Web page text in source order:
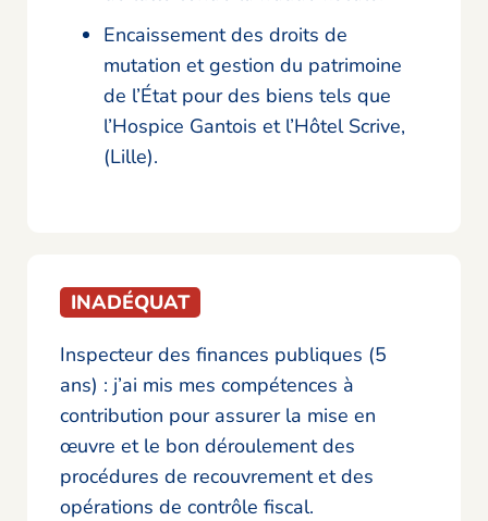
Encaissement des droits de
mutation et gestion du patrimoine
de l’État pour des biens tels que
l’Hospice Gantois et l’Hôtel Scrive,
(Lille).
INADÉQUAT
Inspecteur des finances publiques (5
ans) : j’ai mis mes compétences à
contribution pour assurer la mise en
œuvre et le bon déroulement des
procédures de recouvrement et des
opérations de contrôle fiscal.